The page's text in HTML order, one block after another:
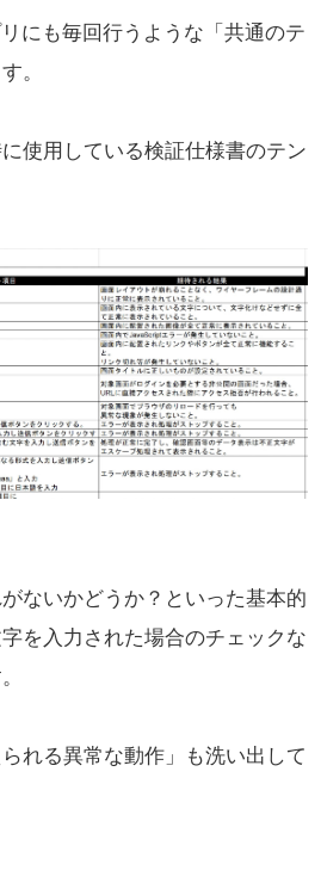
にも毎回行うような「共通のテ
。
使用している検証仕様書のテン
ないかどうか？といった基本的
を入力された場合のチェックな
れる異常な動作」も洗い出して